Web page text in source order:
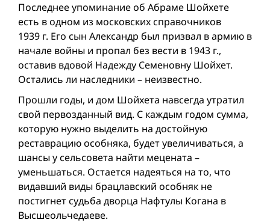
Последнее упоминание об Абраме Шойхете
есть в одном из московских справочников
1939 г. Его сын Александр был призвал в армию в
начале вой­ны и пропал без вести в 1943 г.,
оставив вдовой Надежду Семеновну Шойхет.
Остались ли наследники – неизвестно.
Прошли годы, и дом Шойхета навсегда утратил
свой первозданный вид. С каждым годом сумма,
которую нужно выделить на достойную
реставрацию особняка, будет увеличиваться, а
шансы у сельсовета найти мецената –
уменьшаться. Остается надеяться на то, что
видавший виды брацлавский особняк не
постигнет судьба дворца Нафтулы Когана в
Высшеольчедаеве.